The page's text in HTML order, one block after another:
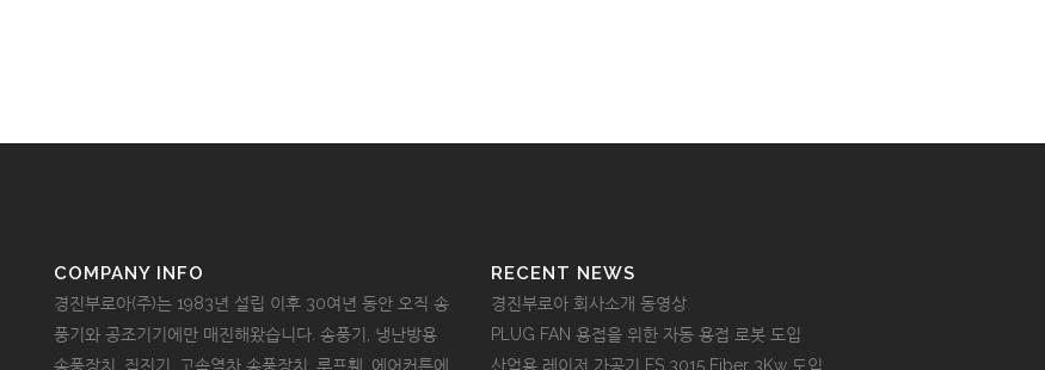
COMPANY INFO
경진부로아(주)는 1983년 설립 이후 30여년 동안 오직 송
풍기와 공조기기에만 매진해왔습니다. 송풍기, 냉난방용
송풍장치, 집진기, 고속열차 송풍장치, 루프휀, 에어커튼에
RECENT NEWS
경진부로아 회사소개 동영상
PLUG FAN 용접을 위한 자동 용접 로봇 도입
산업용 레이저 가공기 FS 3015 Fiber 3Kw 도입